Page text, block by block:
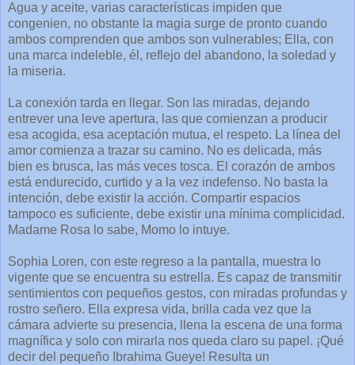
Agua y aceite, varias características impiden que
congenien, no obstante la magia surge de pronto cuando
ambos comprenden que ambos son vulnerables; Ella, con
una marca indeleble, él, reflejo del abandono, la soledad y
la miseria.
La conexión tarda en llegar. Son las miradas, dejando
entrever una leve apertura, las que comienzan a producir
esa acogida, esa aceptación mutua, el respeto. La línea del
amor comienza a trazar su camino. No es delicada, más
bien es brusca, las más veces tosca. El corazón de ambos
está endurecido, curtido y a la vez indefenso. No basta la
intención, debe existir la acción. Compartir espacios
tampoco es suficiente, debe existir una mínima complicidad.
Madame Rosa lo sabe, Momo lo intuye.
Sophia Loren, con este regreso a la pantalla, muestra lo
vigente que se encuentra su estrella. Es capaz de transmitir
sentimientos con pequeños gestos, con miradas profundas y
rostro señero. Ella expresa vida, brilla cada vez que la
cámara advierte su presencia, llena la escena de una forma
magnífica y solo con mirarla nos queda claro su papel. ¡Qué
decir del pequeño Ibrahima Gueye! Resulta un